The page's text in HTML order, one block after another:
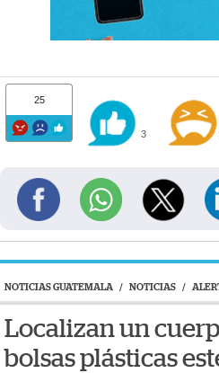
25
3
NOTICIAS GUATEMALA / NOTICIAS /
Localizan un
bolsas plásticas